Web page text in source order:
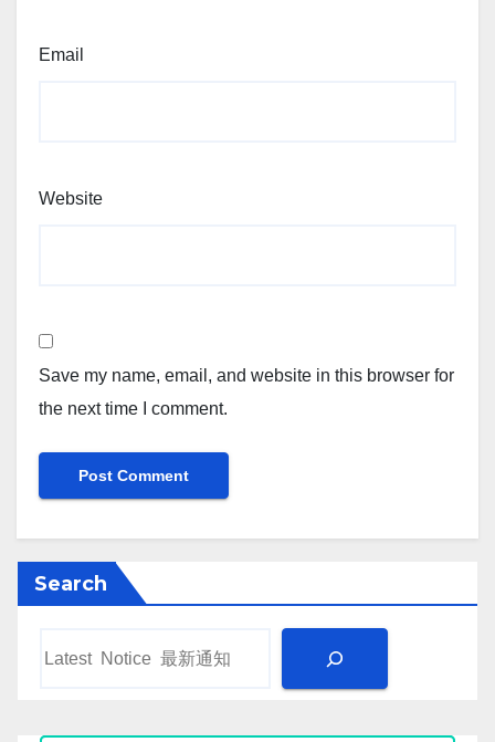
Email
Website
Save my name, email, and website in this browser for
the next time I comment.
Search